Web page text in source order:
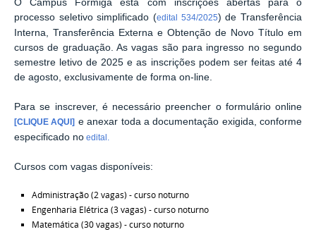
O Campus Formiga está com inscrições abertas para o
processo seletivo simplificado (edital 534/2025) de Transferência
Interna, Transferência Externa e Obtenção de Novo Título em
cursos de graduação. As vagas são para ingresso no segundo
semestre letivo de 2025 e as inscrições podem ser feitas até 4
de agosto, exclusivamente de forma on-line.
Para se inscrever, é necessário preencher o formulário online
[CLIQUE AQUI] e anexar toda a documentação exigida, conforme
especificado no edital.
Cursos com vagas disponíveis:
Administração (2 vagas) - curso noturno
Engenharia Elétrica (3 vagas) - curso noturno
Matemática (30 vagas) - curso noturno